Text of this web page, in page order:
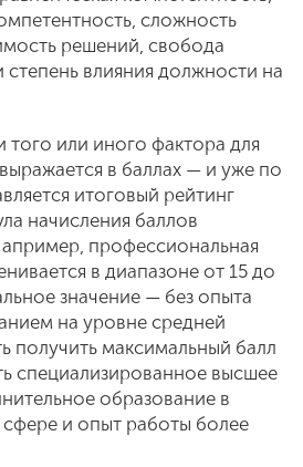
сложность
решений, свобода
влияния должности на
того или иного фактора для
в баллах — и уже по
итоговый рейтинг
начисления баллов
профессиональная
в диапазоне от 15 до
значение — без опыта
на уровне средней
получить максимальный балл
специализированное высшее
образование в
и опыт работы более